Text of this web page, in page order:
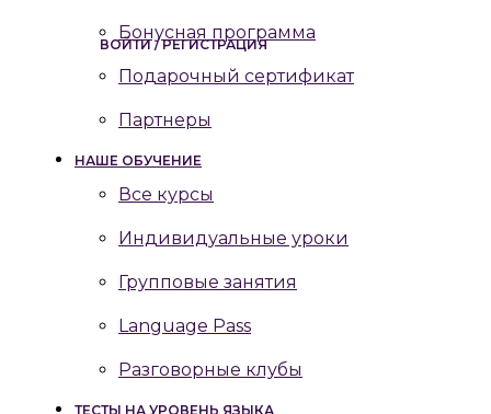
ВОЙТИ / РЕГИСТРАЦИЯ
Бонусная программа
Подарочный сертификат
Партнеры
НАШЕ ОБУЧЕНИЕ
Все курсы
Индивидуальные уроки
Групповые занятия
Language Pass
Разговорные клубы
ТЕСТЫ НА УРОВЕНЬ ЯЗЫКА